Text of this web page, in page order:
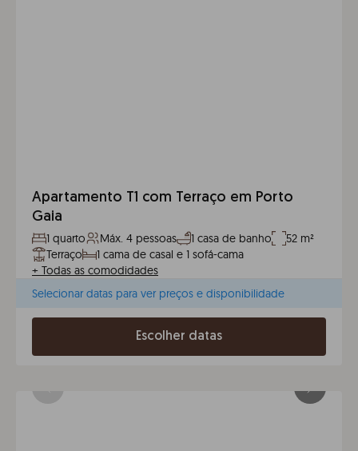
Apartamento T1 com Terraço em Porto
Gaia
1 quarto Máx. 4 pessoas 1 casa de banho
52 m²
Terraço
1 cama de casal e 1 sofá-cama
+ Todas as comodidades
Selecionar datas para ver preços e disponibilidade
Escolher datas